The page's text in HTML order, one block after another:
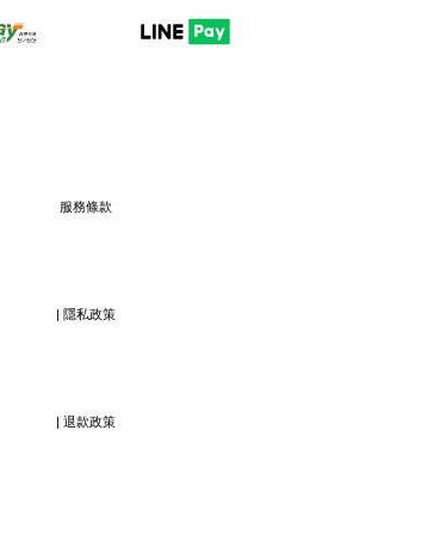
服務條款
                  |
隱私政策
                  |
退款政策